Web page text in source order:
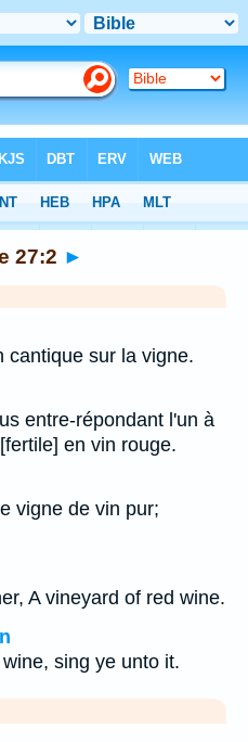
27:2 ►
cantique sur la vigne.
entre-répondant l'un à
en vin rouge.
vigne de vin pur;
A vineyard of red wine.
sing ye unto it.